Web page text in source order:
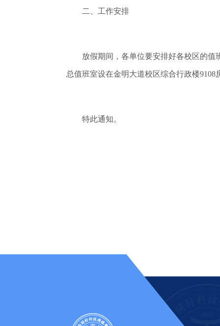
二、工作安排
放假期间，各单位要安排好各校区的值班
总值班室设在金明大道校区综合行政楼9108
特此通知。